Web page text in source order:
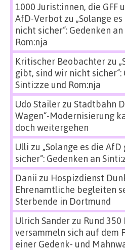
1000 Jurist:innen, die GFF
AfD-Verbot zu „Solange
nicht sicher“: Gedenken
Rom:nja
Kritischer Beobachterzu
gibt, sind wir nicht sicher“:
Sinti:zze und Rom:nja
Udo Stailerzu Stadtbahn
Wagen“-Modernisierung
doch weitergehen
Ulli zu „Solange es die
sicher“: Gedenken an
Danii zu Hospizdienst
Ehrenamtliche begleiten
Sterbende in Dortmund
Ulrich Sanderzu Rund 350
versammeln sich auf dem
einer Gedenk- und